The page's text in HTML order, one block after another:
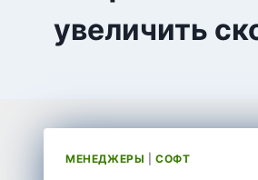
увеличить
МЕНЕДЖЕРЫ |СОФТ